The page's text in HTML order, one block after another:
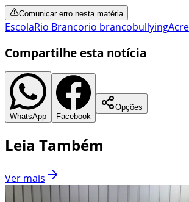
Comunicar erro nesta matéria
EscolaRio Brancorio brancobullyingAcre
Compartilhe esta notícia
WhatsApp Facebook
Opções
Leia Também
Ver mais